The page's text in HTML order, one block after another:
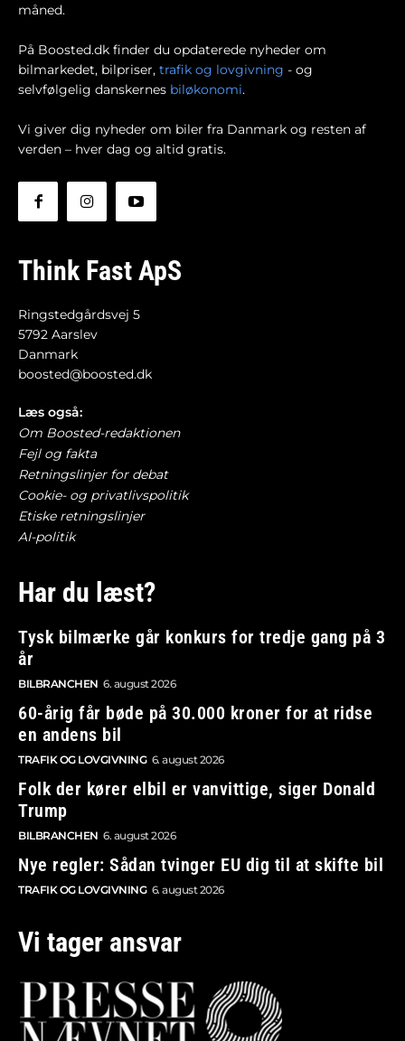
måned.
På Boosted.dk finder du opdaterede nyheder om
bilmarkedet, bilpriser, trafik og lovgivning - og
selvfølgelig danskernes biløkonomi.
Vi giver dig nyheder om biler fra Danmark og resten af
verden – hver dag og altid gratis.
Think Fast ApS
Ringstedgårdsvej 5
5792 Aarslev
Danmark
boosted@boosted.dk
Læs også:
Om Boosted-redaktionen
Fejl og fakta
Retningslinjer for debat
Cookie- og privatlivspolitik
Etiske retningslinjer
AI-politik
Har du læst?
Tysk bilmærke går konkurs for tredje gang på 3
år
BILBRANCHEN 6. august 2026
60-årig får bøde på 30.000 kroner for at ridse
en andens bil
TRAFIK OG LOVGIVNING 6. august 2026
Folk der kører elbil er vanvittige, siger Donald
Trump
BILBRANCHEN 6. august 2026
Nye regler: Sådan tvinger EU dig til at skifte bil
TRAFIK OG LOVGIVNING 6. august 2026
Vi tager ansvar